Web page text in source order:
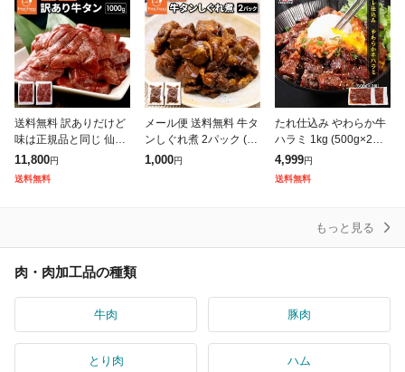
送料無料 訳ありだけど
味は正規品と同じ 仙台
名物 極厚8mm 厚切り
牛タン 1kg (500g×2) 訳
あり
11,800円
送料無料
メール便 送料無料 牛タ
ンしぐれ煮 2パック (10
0g×2) 牛タン 牛たん し
1,000円
たれ仕込み やわらか牛
ハラミ 1kg (500g×2袋)
4〜6人前 牛肉 ハラミ
はらみ 焼肉 BBQ バー
ベキュー タレ漬け
4,999円
送料無料
もっと見る
肉・肉加工品の種類
牛肉 豚肉
とり肉 ハム